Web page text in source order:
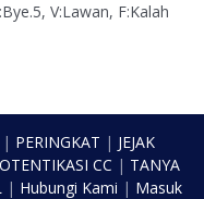
V:Lawan, F:Kalah
PERINGKAT | JEJAK
OTENTIKASI CC | TANYA
| Hubungi Kami | Masuk